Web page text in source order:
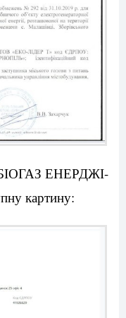
ЕНЕРДЖІ-
картину: